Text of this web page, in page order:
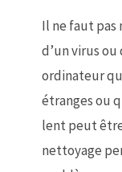
Il ne faut
d’un virus ou
ordinateur
étranges ou
lent peut
nettoyage